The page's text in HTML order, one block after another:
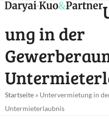
Skip
content
Open
menu
Close
menu
ung in der
Startseite » Untervermietung in
Untermieterlaubnis